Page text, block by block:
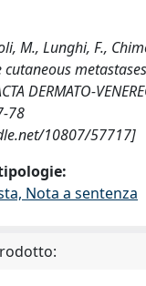
M., Lunghi, F.,
DERMATO-
78
10807/57717]
Nota a sentenza